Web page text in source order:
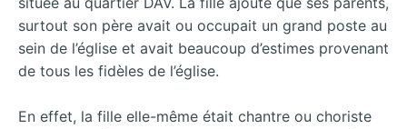
surtout son père avait ou occupait un grand poste au
sein de l’église et avait beaucoup d’estimes provenant
de tous les fidèles de l’église.
En effet, la fille elle-même était chantre ou choriste